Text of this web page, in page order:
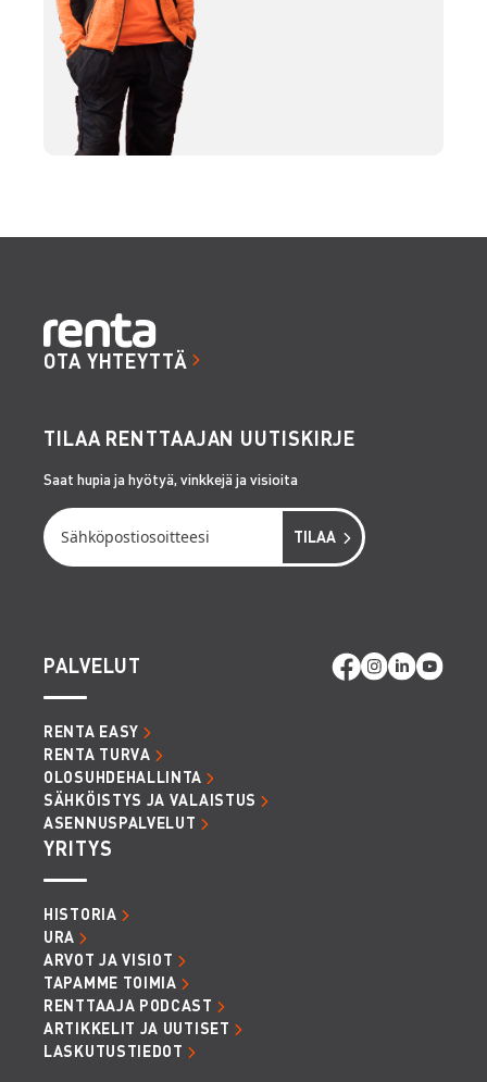
OTA YHTEYTTÄ
TILAA RENTTAAJAN UUTISKIRJE
Saat hupia ja hyötyä, vinkkejä ja visioita
PALVELUT
RENTA EASY
RENTA TURVA
OLOSUHDEHALLINTA
SÄHKÖISTYS JA VALAISTUS
ASENNUSPALVELUT
YRITYS
HISTORIA
URA
ARVOT JA VISIOT
TAPAMME TOIMIA
RENTTAAJA PODCAST
ARTIKKELIT JA UUTISET
LASKUTUSTIEDOT